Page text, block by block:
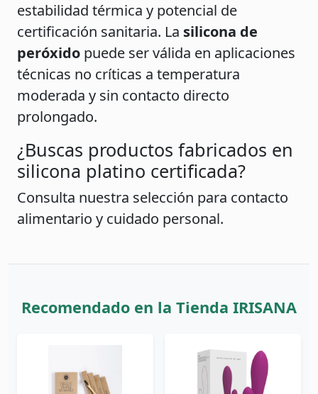
estabilidad térmica y potencial de
certificación sanitaria. La silicona de
peróxido puede ser válida en aplicaciones
técnicas no críticas a temperatura
moderada y sin contacto directo
prolongado.
¿Buscas productos fabricados en
silicona platino certificada?
Consulta nuestra selección para contacto
alimentario y cuidado personal.
Recomendado en la Tienda IRISANA